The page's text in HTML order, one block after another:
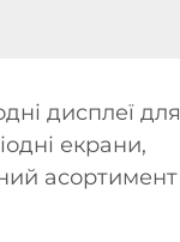
дисплеї для
екрани,
асортимент